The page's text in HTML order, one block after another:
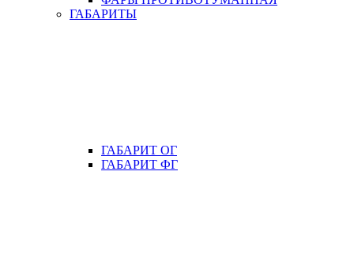
ГАБАРИТЫ
ГАБАРИТ ОГ
ГАБАРИТ ФГ